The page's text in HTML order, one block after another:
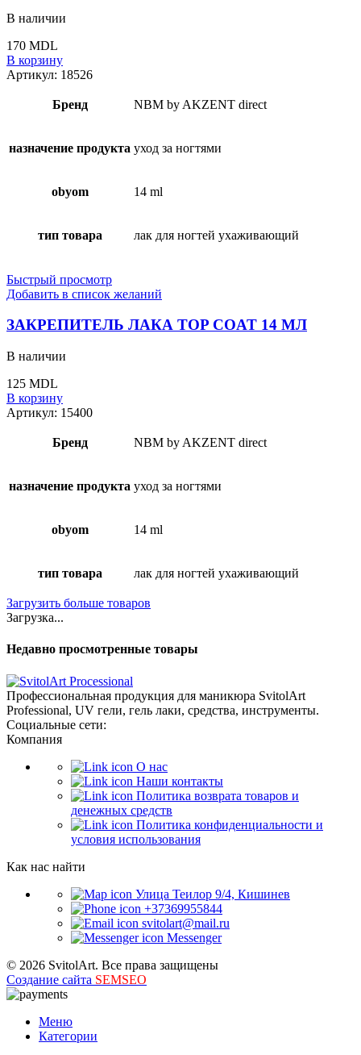
В наличии
170 MDL
В корзину
Артикул: 18526
Бренд NBM by AKZENT direct
назначение продукта уход за ногтями
obyom 14 ml
тип товара лак для ногтей ухаживающий
Быстрый просмотр
Добавить в список желаний
ЗАКРЕПИТЕЛЬ ЛАКА TOP COAT 14 МЛ
В наличии
125 MDL
В корзину
Артикул: 15400
Бренд NBM by AKZENT direct
назначение продукта уход за ногтями
obyom 14 ml
тип товара лак для ногтей ухаживающий
Загрузить больше товаров
Загрузка...
Недавно просмотренные товары
Профессиональная продукция для маникюра SvitolArt
Professional, UV гели, гель лаки, средства, инструменты.
Социальные сети:
Компания
О нас
Наши контакты
Политика возврата товаров и
денежных средств
Политика конфиденциальности и
условия использования
Как нас найти
Улица Теилор 9/4, Кишинев
+37369955844
svitolart@mail.ru
Messenger
© 2026 SvitolArt. Все права защищены
Создание сайта SEMSEO
Меню
Категории